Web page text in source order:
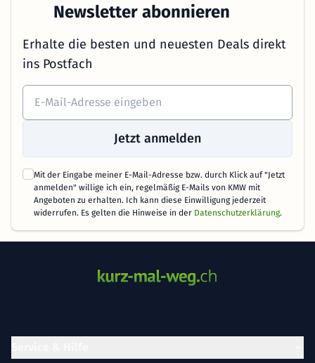
Newsletter abonnieren
Erhalte die besten und neuesten Deals direkt
ins Postfach
Jetzt anmelden
Mit der Eingabe meiner E-Mail-Adresse bzw. durch Klick auf "Jetzt
anmelden" willige ich ein, regelmäßig E-Mails von KMW mit
Angeboten zu erhalten. Ich kann diese Einwilligung jederzeit
widerrufen. Es gelten die Hinweise in der Datenschutzerklärung.